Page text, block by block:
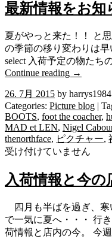
最新情報をお知
夏がやっと来た！！ と
の季節の移り変わりは早
select 入荷予定の物たち
Continue reading →
26. 7月 2015 by harrys1984
Categories: Picture blog |
BOOTS, foot the coacher,
MAD et LEN, Nigel
thenorthface, ピクチャー,
受け付けていません
入荷情報と今の
四月も半ばを過ぎ、寒
で一気に夏へ・・・
荷情報と店内の今。 今